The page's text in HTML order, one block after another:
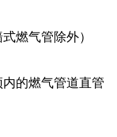
燃气管除外）
的燃气管道直管